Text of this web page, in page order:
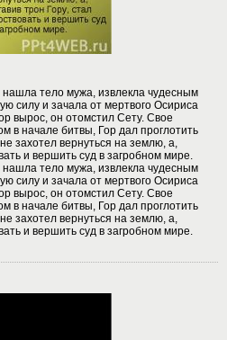
тело мужа, извлекла чудесным
силу и зачала от мертвого Осириса
вырос, он отомстил Сету. Свое
в начале битвы, Гор дал проглотить
захотел вернуться на землю, а,
и вершить суд в загробном мире.
тело мужа, извлекла чудесным
силу и зачала от мертвого Осириса
вырос, он отомстил Сету. Свое
в начале битвы, Гор дал проглотить
захотел вернуться на землю, а,
и вершить суд в загробном мире.